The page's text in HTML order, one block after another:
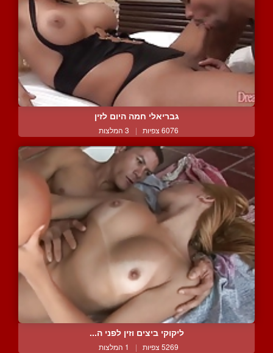
גבריאלי חמה היום לזין
6076 צפיות | 3 המלצות
ליקוקי ביצים וזין לפני ה...
5269 צפיות | 1 המלצות